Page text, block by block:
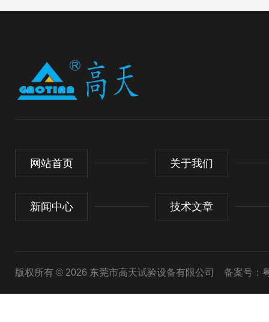
网站首页 关于我们
新闻中心 技术文章
版权所有 © 2026 东莞市高天试验设备有限公司 备案号：